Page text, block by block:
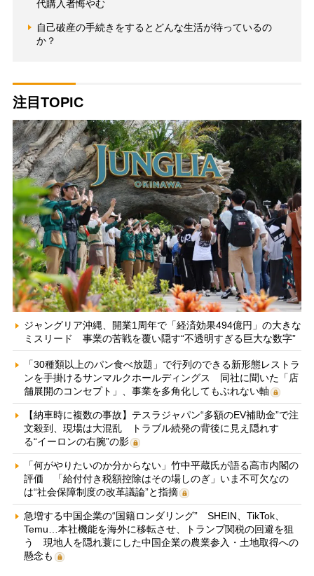
代購入者悔やむ
自己破産の手続きをするとどんな生活が待っているの
か？
注目TOPIC
ジャングリア沖縄、開業1周年で「経済効果494億円」の大きな
ミスリード 事業の苦戦を覆い隠す“不透明すぎる巨大な数字”
「30種類以上のパン食べ放題」で行列のできる新形態レストラ
ンを手掛けるサンマルクホールディングス 同社に聞いた「店
舗展開のコンセプト」、事業を多角化してもぶれない軸
【納車時に複数の事故】テスラジャパン“多額のEV補助金”で注
文殺到、現場は大混乱 トラブル続発の背後に見え隠れす
る“イーロンの右腕”の影
「何がやりたいのか分からない」竹中平蔵氏が語る高市内閣の
評価 「給付付き税額控除はその場しのぎ」いま不可欠なの
は“社会保障制度の改革議論”と指摘
急増する中国企業の“国籍ロンダリング” SHEIN、TikTok、
Temu…本社機能を海外に移転させ、トランプ関税の回避を狙
う 現地人を隠れ蓑にした中国企業の農業参入・土地取得への
懸念も